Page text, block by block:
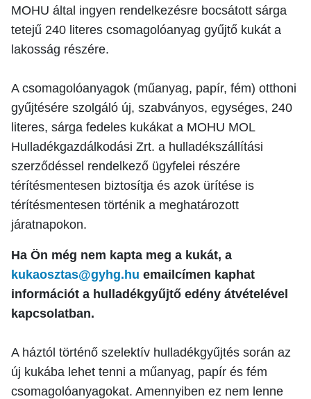
MOHU által ingyen rendelkezésre bocsátott sárga
tetejű 240 literes csomagolóanyag gyűjtő kukát a
lakosság részére.
A csomagolóanyagok (műanyag, papír, fém) otthoni
gyűjtésére szolgáló új, szabványos, egységes, 240
literes, sárga fedeles kukákat a MOHU MOL
Hulladékgazdálkodási Zrt. a hulladékszállítási
szerződéssel rendelkező ügyfelei részére
térítésmentesen biztosítja és azok ürítése is
térítésmentesen történik a meghatározott
járatnapokon.
Ha Ön még nem kapta meg a kukát, a
kukaosztas@gyhg.hu emailcímen kaphat
információt a hulladékgyűjtő edény átvételével
kapcsolatban.
A háztól történő szelektív hulladékgyűjtés során az
új kukába lehet tenni a műanyag, papír és fém
csomagolóanyagokat. Amennyiben ez nem lenne